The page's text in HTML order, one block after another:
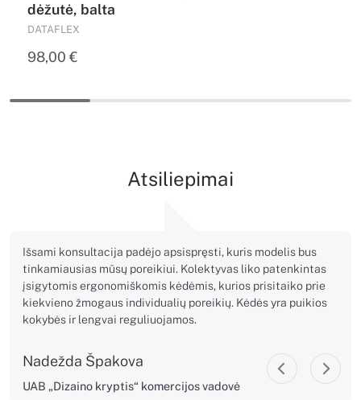
dėžutė, balta
DATAFLEX
98,00 €
Atsiliepimai
Išsami konsultacija padėjo apsispręsti, kuris modelis bus
tinkamiausias mūsų poreikiui. Kolektyvas liko patenkintas
įsigytomis ergonomiškomis kėdėmis, kurios prisitaiko prie
kiekvieno žmogaus individualių poreikių. Kėdės yra puikios
kokybės ir lengvai reguliuojamos.
Nadežda Špakova
UAB „Dizaino kryptis“ komercijos vadovė